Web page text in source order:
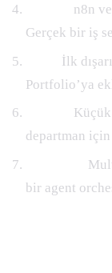
n8n
Gerçek bir iş
İlk
Portfolio’ya
departman
bir agent